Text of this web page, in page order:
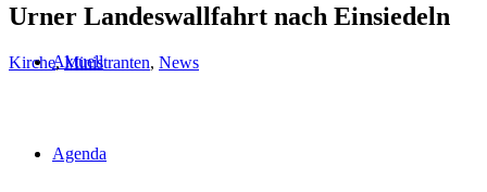
Aktuell
Agenda
Urner Landeswallfahrt nach Einsiedeln
Kirche,Ministranten, News